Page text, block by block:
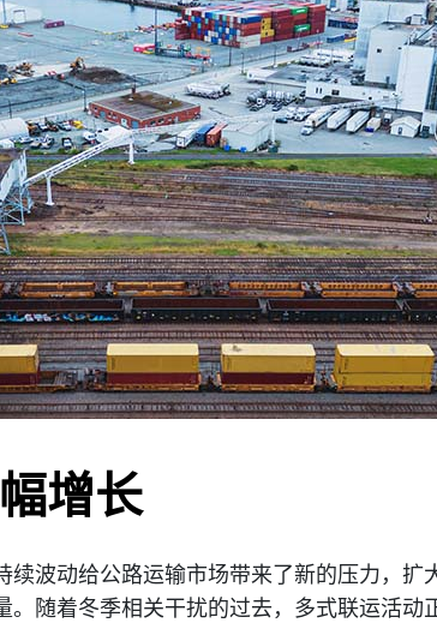
增长
续波动给公路运输市场带来了新的压力，扩
。随着冬季相关干扰的过去，多式联运活动